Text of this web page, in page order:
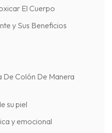
El Cuerpo
y Sus Beneficios
De Colón De Manera
su piel
y emocional